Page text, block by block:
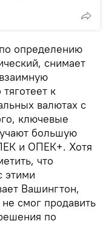
определению
снимает
к
валютах с
ключевые
большую
и ОПЕК+. Хотя
что
этими
Вашингтон,
смог продавить
по